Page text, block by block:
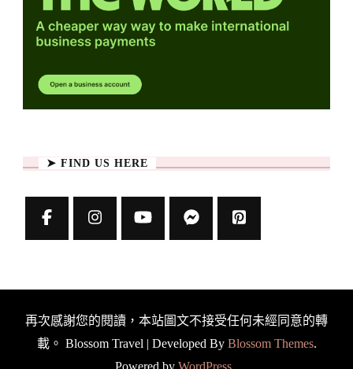
➤ FIND US HERE
再次感謝您的閱讀，本站圖文不接受任何未經同意的轉
載。 Blossom Travel | Developed By Blossom Themes.
Powered by WordPress